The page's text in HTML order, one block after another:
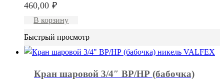
460,00 ₽
В корзину
Быстрый просмотр
Кран шаровой 3/4″ ВР/НР (бабочка)